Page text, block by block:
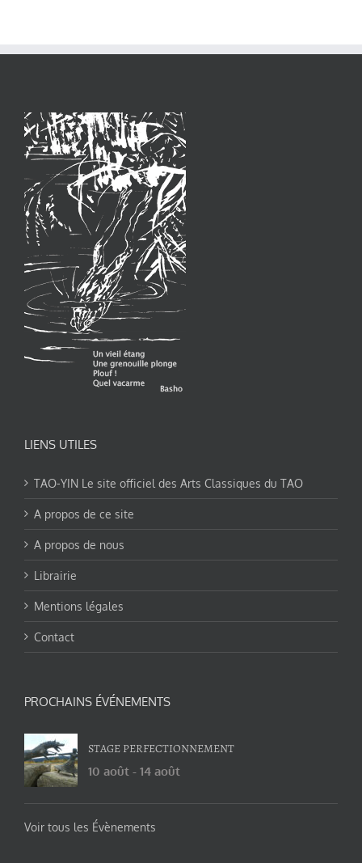
LIENS UTILES
TAO-YIN Le site officiel des Arts Classiques du TAO
A propos de ce site
A propos de nous
Librairie
Mentions légales
Contact
PROCHAINS ÉVÉNEMENTS
STAGE PERFECTIONNEMENT
10 août - 14 août
Voir tous les Évènements